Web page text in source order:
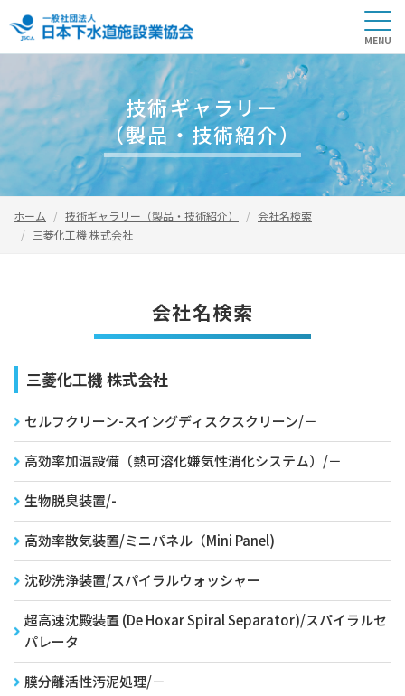
技術ギャラリー
（製品・技術紹介）
ホーム 技術ギャラリー（製品・技術紹介）
会社名検索
三菱化工機 株式会社
会社名検索
三菱化工機 株式会社
セルフクリーン-スイングディスクスクリーン/－
高効率加温設備（熱可溶化嫌気性消化システム）/－
生物脱臭装置/-
高効率散気装置/ミニパネル（Mini Panel)
沈砂洗浄装置/スパイラルウォッシャー
超高速沈殿装置 (De Hoxar Spiral Separator)/スパイラルセ
パレータ
膜分離活性汚泥処理/－